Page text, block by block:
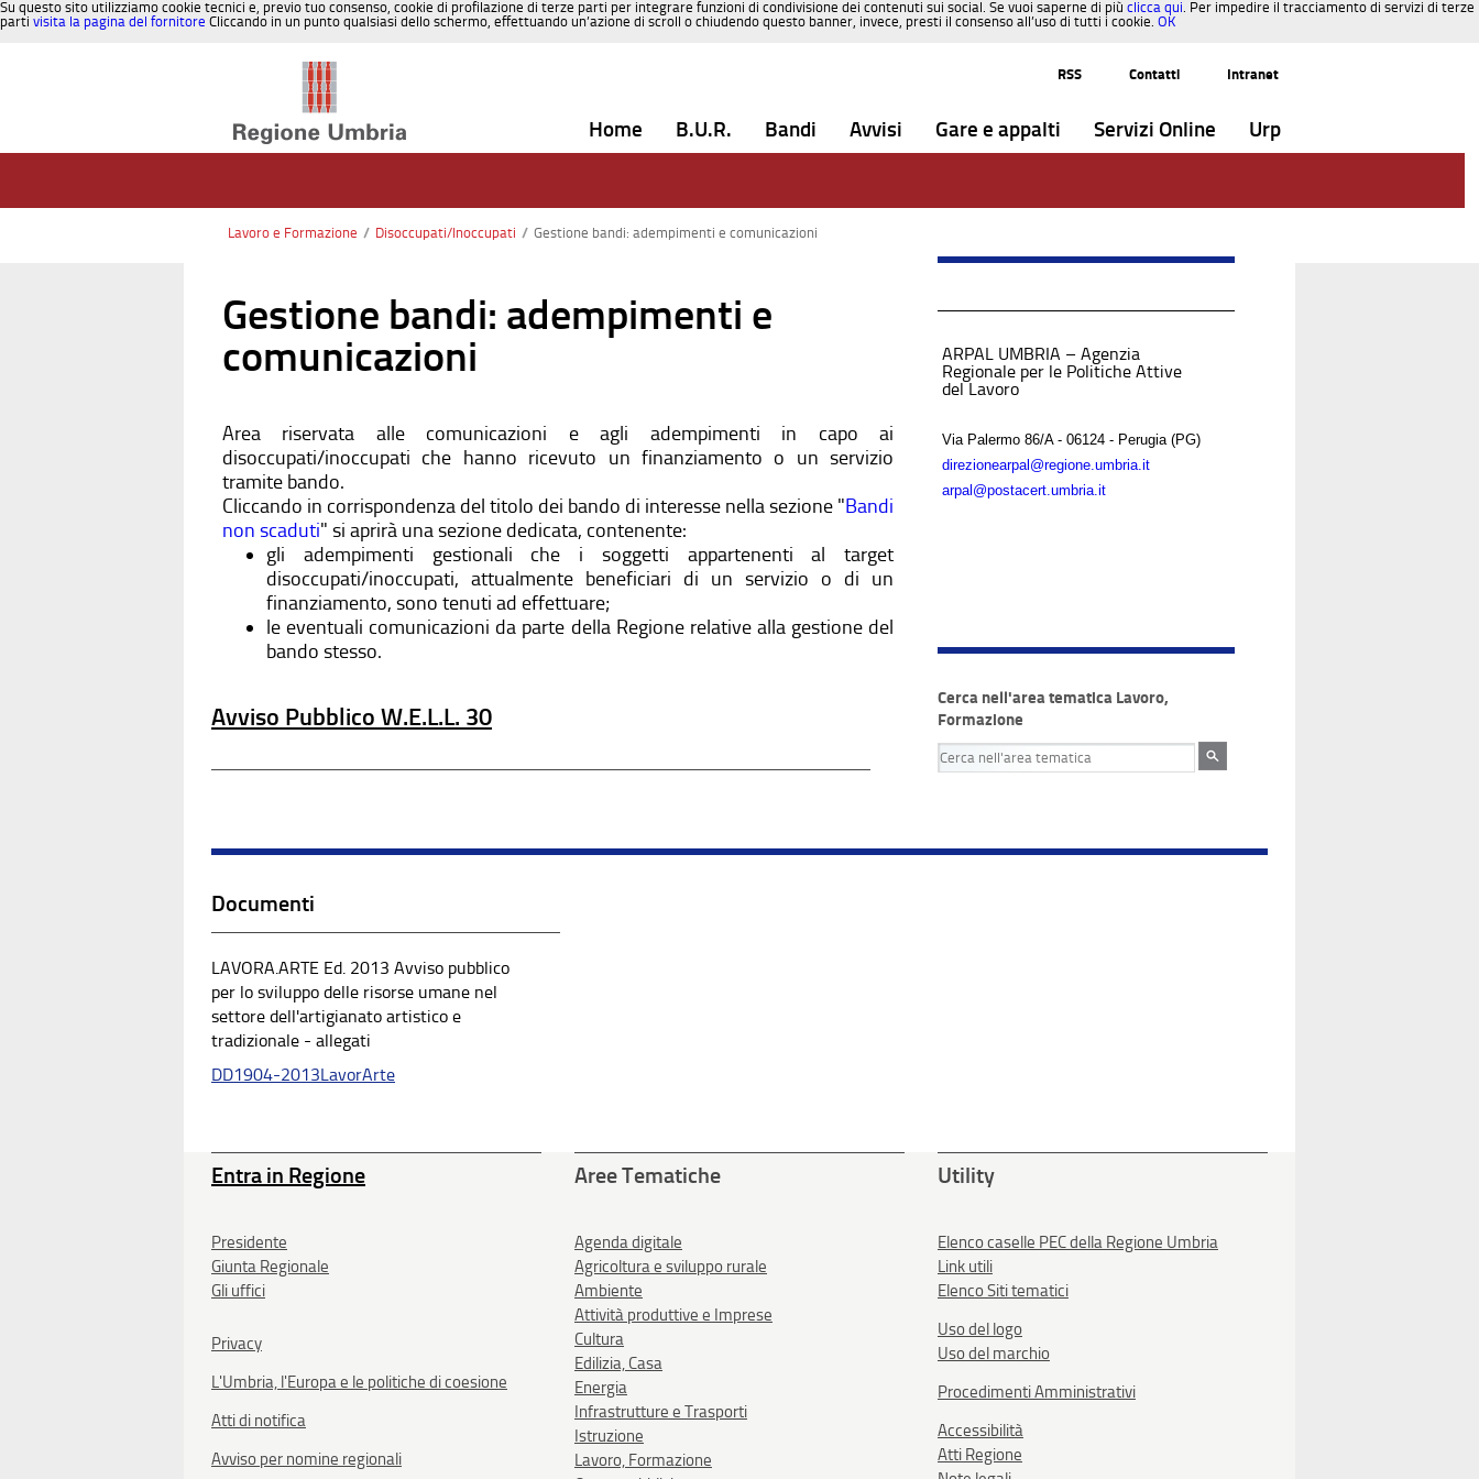
Su questo sito utilizziamo cookie tecnici e, previo tuo consenso, cookie di profilazione di terze parti per integrare funzioni di condivisione dei contenuti sui social. Se vuoi saperne di più clicca qui. Per impedire il tracciamento di servizi di terze
parti visita la pagina del fornitore Cliccando in un punto qualsiasi dello schermo, effettuando un’azione di scroll o chiudendo questo banner, invece, presti il consenso all’uso di tutti i cookie. OK
RSS
Contatti Intranet
Home B.U.R. Bandi Avvisi Gare e appalti Servizi Online Urp
Lavoro e Formazione / Disoccupati/Inoccupati / Gestione bandi: adempimenti e comunicazioni
Gestione bandi: adempimenti e
comunicazioni
Area riservata alle comunicazioni e agli adempimenti in capo ai
disoccupati/inoccupati che hanno ricevuto un finanziamento o un servizio
tramite bando.
Cliccando in corrispondenza del titolo dei bando di interesse nella sezione "Bandi
non scaduti" si aprirà una sezione dedicata, contenente:
gli adempimenti gestionali che i soggetti appartenenti al target
disoccupati/inoccupati, attualmente beneficiari di un servizio o di un
finanziamento, sono tenuti ad effettuare;
le eventuali comunicazioni da parte della Regione relative alla gestione del
bando stesso.
Avviso Pubblico W.E.L.L. 30
ARPAL UMBRIA – Agenzia
Regionale per le Politiche Attive
del Lavoro
Via Palermo 86/A - 06124 - Perugia (PG)
direzionearpal@regione.umbria.it
arpal@postacert.umbria.it
Cerca nell'area tematica Lavoro,
Formazione
Documenti
LAVORA.ARTE Ed. 2013 Avviso pubblico
per lo sviluppo delle risorse umane nel
settore dell'artigianato artistico e
tradizionale - allegati
DD1904-2013LavorArte
Entra in Regione
Presidente
Giunta Regionale
Gli uffici
Privacy
L'Umbria, l'Europa e le politiche di coesione
Atti di notifica
Avviso per nomine regionali
Aree Tematiche
Agenda digitale
Agricoltura e sviluppo rurale
Ambiente
Attività produttive e Imprese
Cultura
Edilizia, Casa
Energia
Infrastrutture e Trasporti
Istruzione
Lavoro, Formazione
Utility
Elenco caselle PEC della Regione Umbria
Link utili
Elenco Siti tematici
Uso del logo
Uso del marchio
Procedimenti Amministrativi
Accessibilità
Atti Regione